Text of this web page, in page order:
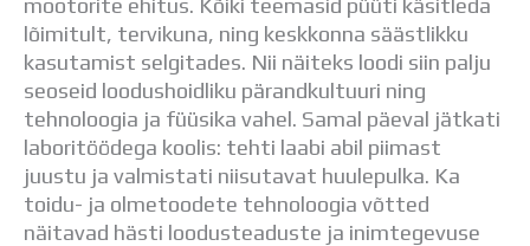
ÕPPETÖÖ
Tunniplaan
Aastaplaan
Õppekava
Ainepassid
Huviringid
Õpilastööd (UPT)
Distantsõpe
mootorite ehitus. Kõiki teemasid püüti käsitleda
lõimitult, tervikuna, ning keskkonna säästlikku
kasutamist selgitades. Nii näiteks loodi siin palju
seoseid loodushoidliku pärandkultuuri ning
tehnoloogia ja füüsika vahel. Samal päeval jätkati
laboritöödega koolis: tehti laabi abil piimast
juustu ja valmistati niisutavat huulepulka. Ka
toidu- ja olmetoodete tehnoloogia võtted
näitavad hästi loodusteaduste ja inimtegevuse